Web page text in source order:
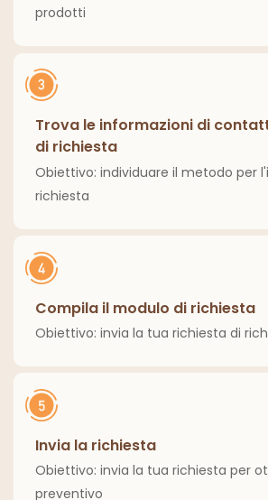
prodotti
Trova le informazioni di
di richiesta
Obiettivo: individuare il metodo per
richiesta
Compila il modulo di richiesta
Obiettivo: invia la tua richiesta di
Invia la richiesta
Obiettivo: invia la tua richiesta per
preventivo